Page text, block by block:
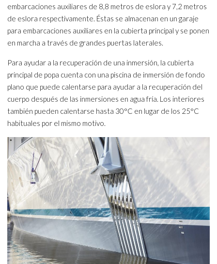
embarcaciones auxiliares de 8,8 metros de eslora y 7,2 metros
de eslora respectivamente. Éstas se almacenan en un garaje
para embarcaciones auxiliares en la cubierta principal y se ponen
en marcha a través de grandes puertas laterales.
Para ayudar a la recuperación de una inmersión, la cubierta
principal de popa cuenta con una piscina de inmersión de fondo
plano que puede calentarse para ayudar a la recuperación del
cuerpo después de las inmersiones en agua fría. Los interiores
también pueden calentarse hasta 30°C en lugar de los 25°C
habituales por el mismo motivo.